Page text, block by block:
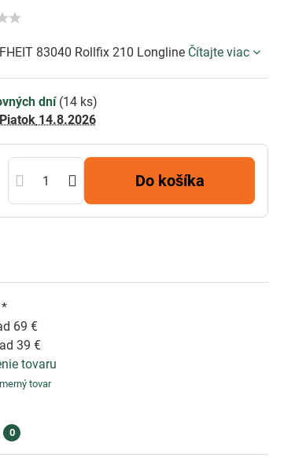
83040 Rollfix 210 Longline Čítajte viac
dní (14 ks)
Piatok 14.8.2026
Do košíka
*
69 €
39 €
tovaru
tovar
0